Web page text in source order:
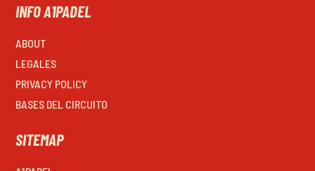
INFO A1PADEL
ABOUT
LEGALES
PRIVACY POLICY
BASES DEL CIRCUITO
SITEMAP